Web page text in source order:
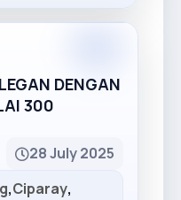
DENGAN
300
28 July 2025
,Ciparay,